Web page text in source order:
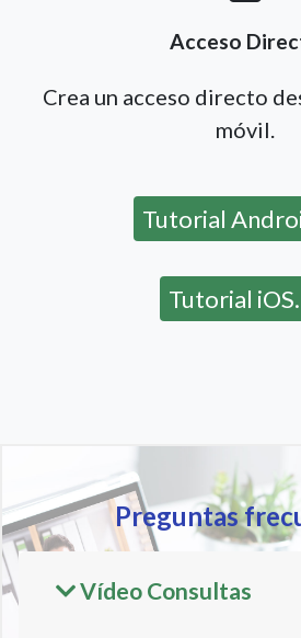
Acceso
Crea un acceso directo
móvil.
Tutorial
Tutorial iOS.
Preguntas
Vídeo Consultas